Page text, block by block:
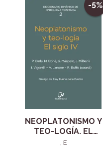
-5%
NEOPLATONISMO Y
TEO-LOGÍA. EL
SIGLO IV
, E